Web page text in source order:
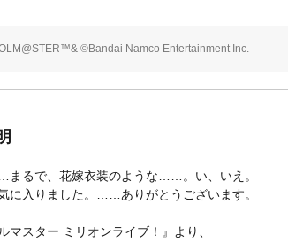
©Bandai Namco Entertainment Inc.
るで、花嫁衣装のような……。い、いえ。
に入りました。……ありがとうございます。
マスター ミリオンライブ！』より、